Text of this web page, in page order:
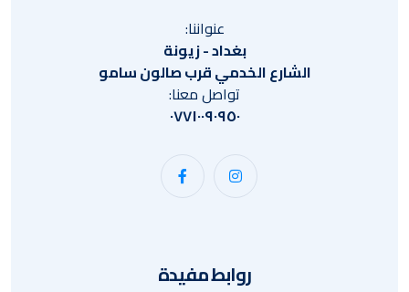
عنواننا:
بغداد - زيونة
الشارع الخدمي قرب صالون سامو
تواصل معنا:
٠٧٧١٠٠٩٠٩٥٠
روابط مفيدة